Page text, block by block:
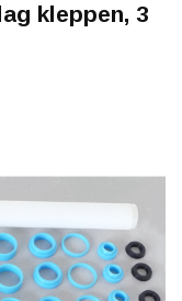
kleppen, 3